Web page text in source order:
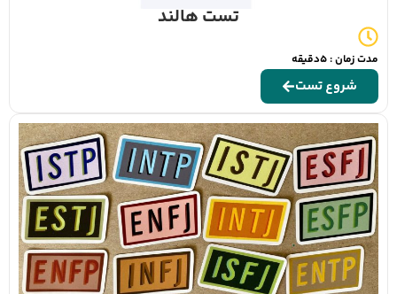
تست هالند
مدت زمان : 5دقیقه
شروع تست